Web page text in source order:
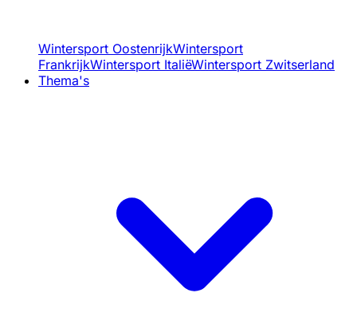
Wintersport OostenrijkWintersport
FrankrijkWintersport ItaliëWintersport Zwitserland
Thema's